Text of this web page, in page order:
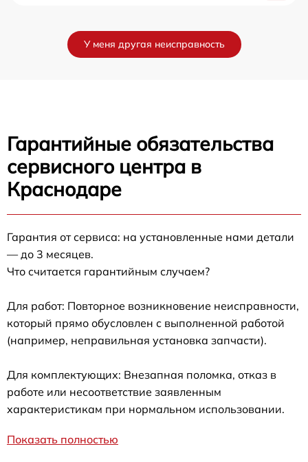
У меня другая неисправность
Гарантийные обязательства
сервисного центра в
Краснодаре
Гарантия от сервиса: на установленные нами детали
— до 3 месяцев.
Что считается гарантийным случаем?
Для работ: Повторное возникновение неисправности,
который прямо обусловлен с выполненной работой
(например, неправильная установка запчасти).
Для комплектующих: Внезапная поломка, отказ в
работе или несоответствие заявленным
характеристикам при нормальном использовании.
Показать полностью